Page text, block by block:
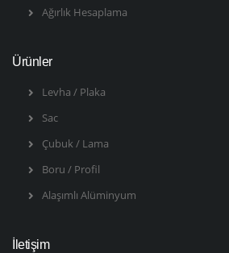
Ağırlık Hesaplama
Ürünler
Levha / Plaka
Sac
Çubuk / Lama
Boru / Profil
Alaşımlı Alüminyum
İletişim